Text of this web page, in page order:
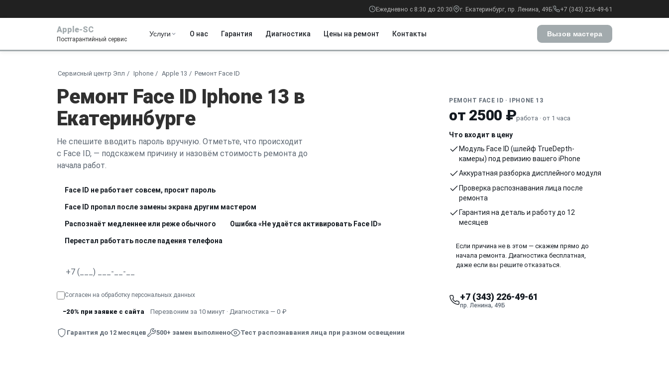
Ежедневно с 8:30 до 20:30 г. Екатеринбург, пр. Ленина, 49Б +7 (343) 226-49-61
Apple-SC
Постгарантийный сервис
Услуги О нас Гарантия Диагностика Цены на ремонт Контакты Вызов мастера
Сервисный центр Эпл Iphone Apple 13 Ремонт Face ID
Ремонт Face ID Iphone 13 в
Екатеринбурге
Не спешите вводить пароль вручную. Отметьте, что происходит
с Face ID, — подскажем причину и назовём стоимость ремонта до
начала работ.
Face ID не работает совсем, просит пароль
Face ID пропал после замены экрана другим мастером
Распознаёт медленнее или реже обычного Ошибка «Не удаётся активировать Face ID»
Перестал работать после падения телефона
Согласен на обработку персональных данных
−20% при заявке с сайта Перезвоним за 10 минут · Диагностика — 0 ₽
Гарантия до 12 месяцев 500+ замен выполнено Тест распознавания лица при разном освещении
РЕМОНТ FACE ID · IPHONE 13
от 2500 ₽работа · от 1 часа
Что входит в цену
Модуль Face ID (шлейф TrueDepth-
камеры) под ревизию вашего iPhone
Аккуратная разборка дисплейного модуля
Проверка распознавания лица после
ремонта
Гарантия на деталь и работу до 12
месяцев
Если причина не в этом — скажем прямо до
начала ремонта. Диагностика бесплатная,
даже если вы решите отказаться.
+7 (343) 226-49-61
пр. Ленина, 49Б